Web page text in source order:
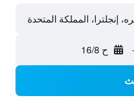
إنجلترا، المملكة المتحدة
ح 16/8